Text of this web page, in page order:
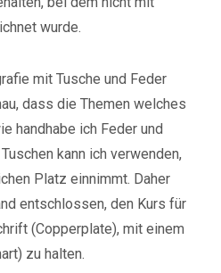
wurde.
mit Tusche und Feder
dass die Themen welches
handhabe ich Feder und
kann ich verwenden,
Platz einnimmt. Daher
entschlossen, den Kurs für
(Copperplate), mit einem
zu halten.